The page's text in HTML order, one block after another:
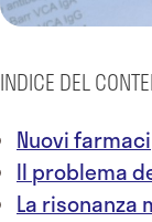
INDICE DEL
Nuovi farmaci
Il problema
La